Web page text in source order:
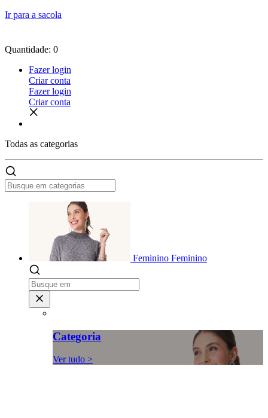
Ir para a sacola
Quantidade: 0
Fazer login
Criar conta
Fazer login
Criar conta
Todas as categorias
Feminino Feminino
Categoria
Ver tudo >